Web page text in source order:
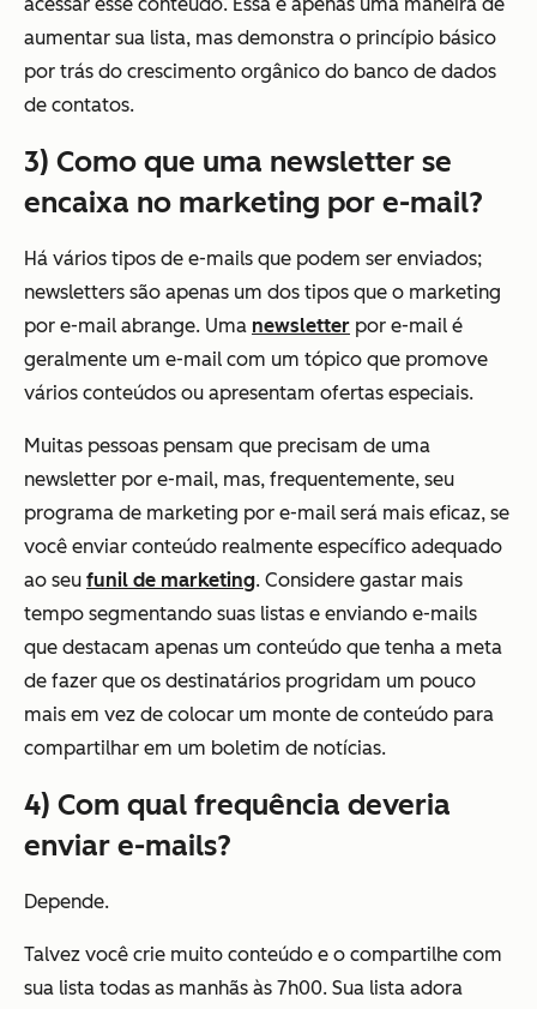
aumentar sua lista, mas demonstra o princípio básico
por trás do crescimento orgânico do banco de dados
de contatos.
3) Como que uma newsletter se
encaixa no marketing por e-mail?
Há vários tipos de e-mails que podem ser enviados;
newsletters são apenas um dos tipos que o marketing
por e-mail abrange. Uma newsletter por e-mail é
geralmente um e-mail com um tópico que promove
vários conteúdos ou apresentam ofertas especiais.
Muitas pessoas pensam que precisam de uma
newsletter por e-mail, mas, frequentemente, seu
programa de marketing por e-mail será mais eficaz, se
você enviar conteúdo realmente específico adequado
ao seu funil de marketing. Considere gastar mais
tempo segmentando suas listas e enviando e-mails
que destacam apenas um conteúdo que tenha a meta
de fazer que os destinatários progridam um pouco
mais em vez de colocar um monte de conteúdo para
compartilhar em um boletim de notícias.
4) Com qual frequência deveria
enviar e-mails?
Depende.
Talvez você crie muito conteúdo e o compartilhe com
sua lista todas as manhãs às 7h00. Sua lista adora